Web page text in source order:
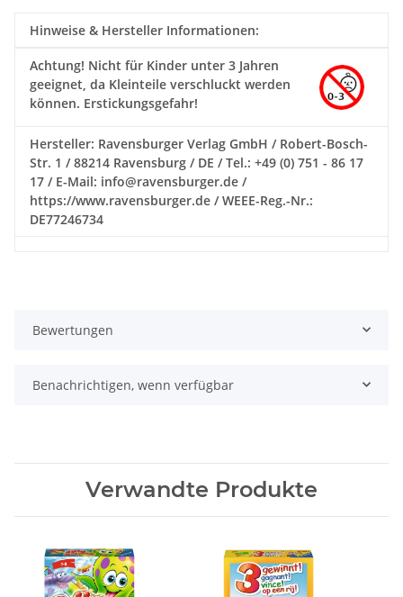
Hinweise & Hersteller Informationen:
Achtung! Nicht für Kinder unter 3 Jahren
geeignet, da Kleinteile verschluckt werden
können. Erstickungsgefahr!
Hersteller: Ravensburger Verlag GmbH / Robert-Bosch-
Str. 1 / 88214 Ravensburg / DE / Tel.: +49 (0) 751 - 86 17
17 / E-Mail: info@ravensburger.de /
https://www.ravensburger.de / WEEE-Reg.-Nr.:
DE77246734
Bewertungen
Benachrichtigen, wenn verfügbar
Verwandte Produkte